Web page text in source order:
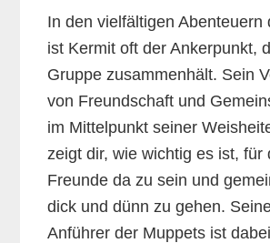
In den vielfältigen Abenteuern
ist Kermit oft der Ankerpunkt,
Gruppe zusammenhält. Sein
von Freundschaft und
im Mittelpunkt seiner
zeigt dir, wie wichtig es ist, für
Freunde da zu sein und
dick und dünn zu gehen.
Anführer der Muppets ist